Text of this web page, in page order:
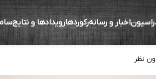
اخبار و رسانهرکوردهارویدادها و نتایج
در انتخابات کمیسیون بازی
نظر